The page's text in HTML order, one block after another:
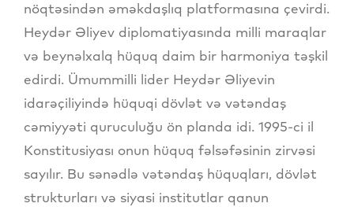
nöqtəsindən əməkdaşlıq platformasına çevirdi.
Heydər Əliyev diplomatiyasında milli maraqlar
və beynəlxalq hüquq daim bir harmoniya təşkil
edirdi. Ümummilli lider Heydər Əliyevin
idarəçiliyində hüquqi dövlət və vətəndaş
cəmiyyəti quruculuğu ön planda idi. 1995-ci il
Konstitusiyası onun hüquq fəlsəfəsinin zirvəsi
sayılır. Bu sənədlə vətəndaş hüquqları, dövlət
strukturları və siyasi institutlar qanun